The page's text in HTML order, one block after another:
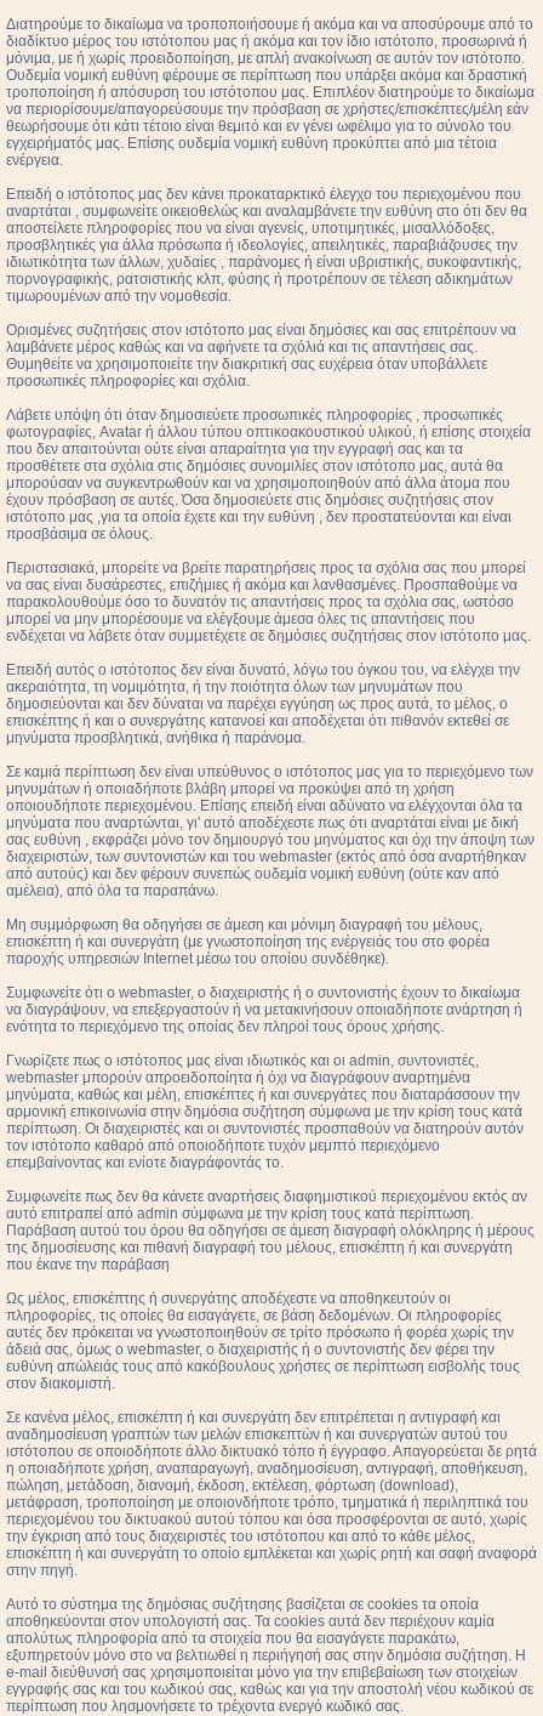
Διατηρούμε το δικαίωμα να τροποποιήσουμε ή ακόμα και να αποσύρουμε από το
διαδίκτυο μέρος του ιστότοπου μας ή ακόμα και τον ίδιο ιστότοπο, προσωρινά ή
μόνιμα, με ή χωρίς προειδοποίηση, με απλή ανακοίνωση σε αυτόν τον ιστότοπο.
Ουδεμία νομική ευθύνη φέρουμε σε περίπτωση που υπάρξει ακόμα και δραστική
τροποποίηση ή απόσυρση του ιστότοπου μας. Επιπλέον διατηρούμε το δικαίωμα
να περιορίσουμε/απαγορεύσουμε την πρόσβαση σε χρήστες/επισκέπτες/μέλη εάν
θεωρήσουμε ότι κάτι τέτοιο είναι θεμιτό και εν γένει ωφέλιμο για το σύνολο του
εγχειρήματός μας. Επίσης ουδεμία νομική ευθύνη προκύπτει από μια τέτοια
ενέργεια.
Επειδή ο ιστότοπος μας δεν κάνει προκαταρκτικό έλεγχο του περιεχομένου που
αναρτάται , συμφωνείτε οικειοθελώς και αναλαμβάνετε την ευθύνη στο ότι δεν θα
αποστείλετε πληροφορίες που να είναι αγενείς, υποτιμητικές, μισαλλόδοξες,
προσβλητικές για άλλα πρόσωπα ή ιδεολογίες, απειλητικές, παραβιάζουσες την
ιδιωτικότητα των άλλων, χυδαίες , παράνομες ή είναι υβριστικής, συκοφαντικής,
πορνογραφικής, ρατσιστικής κλπ, φύσης ή προτρέπουν σε τέλεση αδικημάτων
τιμωρουμένων από την νομοθεσία.
Ορισμένες συζητήσεις στον ιστότοπο μας είναι δημόσιες και σας επιτρέπουν να
λαμβάνετε μέρος καθώς και να αφήνετε τα σχόλιά και τις απαντήσεις σας.
Θυμηθείτε να χρησιμοποιείτε την διακριτική σας ευχέρεια όταν υποβάλλετε
προσωπικές πληροφορίες και σχόλια.
Λάβετε υπόψη ότι όταν δημοσιεύετε προσωπικές πληροφορίες , προσωπικές
φωτογραφίες, Avatar ή άλλου τύπου οπτικοακουστικού υλικού, ή επίσης στοιχεία
που δεν απαιτούνται ούτε είναι απαραίτητα για την εγγραφή σας και τα
προσθέτετε στα σχόλια στις δημόσιες συνομιλίες στον ιστότοπο μας, αυτά θα
μπορούσαν να συγκεντρωθούν και να χρησιμοποιηθούν από άλλα άτομα που
έχουν πρόσβαση σε αυτές. Όσα δημοσιεύετε στις δημόσιες συζητήσεις στον
ιστότοπο μας ,για τα οποία έχετε και την ευθύνη , δεν προστατεύονται και είναι
προσβάσιμα σε όλους.
Περιστασιακά, μπορείτε να βρείτε παρατηρήσεις προς τα σχόλια σας που μπορεί
να σας είναι δυσάρεστες, επιζήμιες ή ακόμα και λανθασμένες. Προσπαθούμε να
παρακολουθούμε όσο το δυνατόν τις απαντήσεις προς τα σχόλια σας, ωστόσο
μπορεί να μην μπορέσουμε να ελέγξουμε άμεσα όλες τις απαντήσεις που
ενδέχεται να λάβετε όταν συμμετέχετε σε δημόσιες συζητήσεις στον ιστότοπο μας.
Επειδή αυτός ο ιστότοπος δεν είναι δυνατό, λόγω του όγκου του, να ελέγχει την
ακεραιότητα, τη νομιμότητα, ή την ποιότητα όλων των μηνυμάτων που
δημοσιεύονται και δεν δύναται να παρέχει εγγύηση ως προς αυτά, το μέλος, ο
επισκέπτης ή και ο συνεργάτης κατανοεί και αποδέχεται ότι πιθανόν εκτεθεί σε
μηνύματα προσβλητικά, ανήθικα ή παράνομα.
Σε καμιά περίπτωση δεν είναι υπεύθυνος ο ιστότοπος μας για το περιεχόμενο των
μηνυμάτων ή οποιαδήποτε βλάβη μπορεί να προκύψει από τη χρήση
οποιουδήποτε περιεχομένου. Επίσης επειδή είναι αδύνατο να ελέγχονται όλα τα
μηνύματα που αναρτώνται, γι' αυτό αποδέχεστε πως ότι αναρτάται είναι με δική
σας ευθύνη , εκφράζει μόνο τον δημιουργό του μηνύματος και όχι την άποψη των
διαχειριστών, των συντονιστών και του webmaster (εκτός από όσα αναρτήθηκαν
από αυτούς) και δεν φέρουν συνεπώς ουδεμία νομική ευθύνη (ούτε καν από
αμέλεια), από όλα τα παραπάνω.
Μη συμμόρφωση θα οδηγήσει σε άμεση και μόνιμη διαγραφή του μέλους,
επισκέπτη ή και συνεργάτη (με γνωστοποίηση της ενέργειάς του στο φορέα
παροχής υπηρεσιών Internet μέσω του οποίου συνδέθηκε).
Συμφωνείτε ότι ο webmaster, ο διαχειριστής ή ο συντονιστής έχουν το δικαίωμα
να διαγράψουν, να επεξεργαστούν ή να μετακινήσουν οποιαδήποτε ανάρτηση ή
ενότητα το περιεχόμενο της οποίας δεν πληροί τους όρους χρήσης.
Γνωρίζετε πως ο ιστότοπος μας είναι ιδιωτικός και οι admin, συντονιστές,
webmaster μπορούν απροειδοποίητα ή όχι να διαγράφουν αναρτημένα
μηνύματα, καθώς και μέλη, επισκέπτες ή και συνεργάτες που διαταράσσουν την
αρμονική επικοινωνία στην δημόσια συζήτηση σύμφωνα με την κρίση τους κατά
περίπτωση. Οι διαχειριστές και οι συντονιστές προσπαθούν να διατηρούν αυτόν
τον ιστότοπο καθαρό από οποιοδήποτε τυχόν μεμπτό περιεχόμενο
επεμβαίνοντας και ενίοτε διαγράφοντάς το.
Συμφωνείτε πως δεν θα κάνετε αναρτήσεις διαφημιστικού περιεχομένου εκτός αν
αυτό επιτραπεί από admin σύμφωνα με την κρίση τους κατά περίπτωση.
Παράβαση αυτού του όρου θα οδηγήσει σε άμεση διαγραφή ολόκληρης ή μέρους
της δημοσίευσης και πιθανή διαγραφή του μέλους, επισκέπτη ή και συνεργάτη
που έκανε την παράβαση
Ως μέλος, επισκέπτης ή συνεργάτης αποδέχεστε να αποθηκευτούν οι
πληροφορίες, τις οποίες θα εισαγάγετε, σε βάση δεδομένων. Οι πληροφορίες
αυτές δεν πρόκειται να γνωστοποιηθούν σε τρίτο πρόσωπο ή φορέα χωρίς την
άδειά σας, όμως ο webmaster, ο διαχειριστής ή ο συντονιστής δεν φέρει την
ευθύνη απώλειάς τους από κακόβουλους χρήστες σε περίπτωση εισβολής τους
στον διακομιστή.
Σε κανένα μέλος, επισκέπτη ή και συνεργάτη δεν επιτρέπεται η αντιγραφή και
αναδημοσίευση γραπτών των μελών επισκεπτών ή και συνεργατών αυτού του
ιστότοπου σε οποιοδήποτε άλλο δικτυακό τόπο ή έγγραφο. Απαγορεύεται δε ρητά
η οποιαδήποτε χρήση, αναπαραγωγή, αναδημοσίευση, αντιγραφή, αποθήκευση,
πώληση, μετάδοση, διανομή, έκδοση, εκτέλεση, φόρτωση (download),
μετάφραση, τροποποίηση με οποιονδήποτε τρόπο, τμηματικά ή περιληπτικά του
περιεχομένου του δικτυακού αυτού τόπου και όσα προσφέρονται σε αυτό, χωρίς
την έγκριση από τους διαχειριστές του ιστότοπου και από το κάθε μέλος,
επισκέπτη ή και συνεργάτη το οποίο εμπλέκεται και χωρίς ρητή και σαφή αναφορά
στην πηγή.
Αυτό το σύστημα της δημόσιας συζήτησης βασίζεται σε cookies τα οποία
αποθηκεύονται στον υπολογιστή σας. Τα cookies αυτά δεν περιέχουν καμία
απολύτως πληροφορία από τα στοιχεία που θα εισαγάγετε παρακάτω,
εξυπηρετούν μόνο στο να βελτιωθεί η περιήγησή σας στην δημόσια συζήτηση. Η
e-mail διεύθυνσή σας χρησιμοποιείται μόνο για την επιβεβαίωση των στοιχείων
εγγραφής σας και του κωδικού σας, καθώς και για την αποστολή νέου κωδικού σε
περίπτωση που λησμονήσετε το τρέχοντα ενεργό κωδικό σας.